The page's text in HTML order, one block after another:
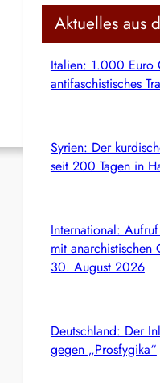
c
Aktuelles aus
Italien: 1.000 Euro
antifaschistisches
Syrien: Der
seit 200 Tagen in
International:
mit
30. August 2026
Deutschland: Der
gegen „Prosfygika“